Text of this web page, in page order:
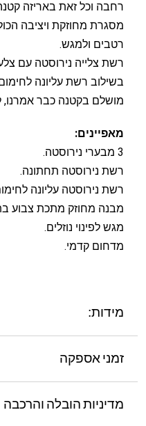
רחבה וכל זאת באריזה
רטבים ולמגש.
רשת צלייה נירוסטה עם
בשילוב רשת עליונה
מושלם בקטנה כבר אמרנו,
מאפיינים:
3 מבערי נירוסטה.
רשת נירוסטה תחתונה.
רשת נירוסטה עליונה
מבנה מחוזק מתכת צבוע
מגש לפינוי נוזלים.
מדחום קדמי.
מידות:
זמני אספקה
מדיניות הובלה והרכבה